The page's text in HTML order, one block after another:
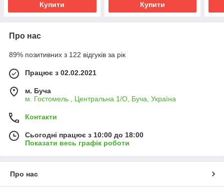
Купити Купити
Про нас
89% позитивних з 122 відгуків за рік
Працює з 02.02.2021
м. Буча
м. Гостомель , Центральна 1/О, Буча, Україна
Контакти
Сьогодні працює з 10:00 до 18:00
Показати весь графік роботи
Про нас